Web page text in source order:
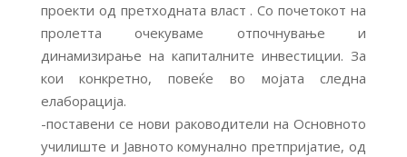
проекти од претходната власт . Со почетокот на
пролетта очекуваме отпочнување и
динамизирање на капиталните инвестиции. За
кои конкретно, повеќе во мојата следна
елаборација.
-поставени се нови раководители на Основното
училиште и Јавното комунално претпријатие, од